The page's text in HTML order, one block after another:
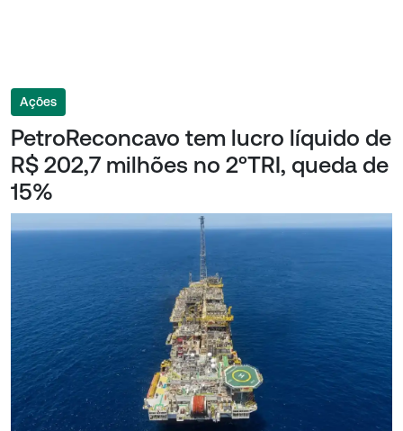
Ações
PetroReconcavo tem lucro líquido de
R$ 202,7 milhões no 2ºTRI, queda de
15%